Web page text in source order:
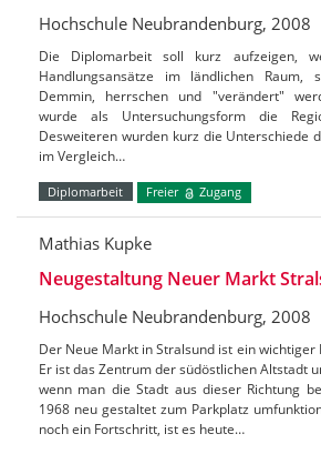
Hochschule Neubrandenburg, 2008
Die Diplomarbeit soll kurz aufzeigen,
Handlungsansätze im ländlichen Raum,
Demmin, herrschen und "verändert"
wurde als Untersuchungsform die
Desweiteren wurden kurz die Unterschiede
im Vergleich…
Diplomarbeit Freier Zugang
Mathias Kupke
Neugestaltung Neuer Markt
Hochschule Neubrandenburg, 2008
Der Neue Markt in Stralsund ist ein wichtiger
Er ist das Zentrum der südöstlichen Altstadt
wenn man die Stadt aus dieser Richtung
1968 neu gestaltet zum Parkplatz
noch ein Fortschritt, ist es heute…